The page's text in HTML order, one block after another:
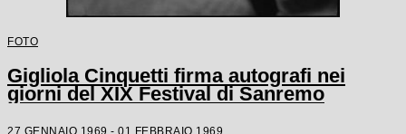
FOTO
Gigliola Cinquetti firma autografi nei
giorni del XIX Festival di Sanremo
27 GENNAIO 1969 - 01 FEBBRAIO 1969